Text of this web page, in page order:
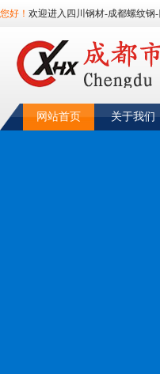
您好！ 欢迎进入四川钢材-成都螺纹
网站首页 关于我们